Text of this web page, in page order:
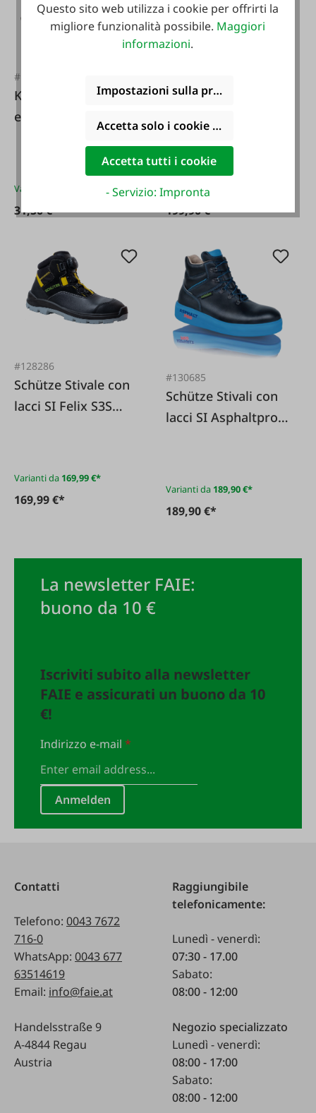
#127841
KERBL Vassoio
estraibile per
Varianti da
31,50 €*
Schütze Stivali di
sicurezza-scarpa da
ST WINTER
Varianti da
199,90 €*
#128286
Schütze Stivale con
lacci SI Felix S3S
Varianti da 169,99 €*
169,99 €*
#130685
Schütze Stivali con
lacci SI Asphaltprofi
Varianti da 189,90 €*
189,90 €*
La newsletter FAIE:
buono da 10 €
Iscriviti subito alla newsletter
FAIE e assicurati un buono da 10
€!
Indirizzo e-mail*
Anmelden
Contatti
Telefono: 0043 7672
716-0
WhatsApp: 0043 677
63514619
Email: info@faie.at
Handelsstraße 9
A-4844 Regau
Austria
Raggiungibile
telefonicamente:
Lunedì - venerdì:
07:30 - 17.00
Sabato:
08:00 - 12:00
Negozio specializzato
Lunedì - venerdì:
08:00 - 17:00
Sabato:
08:00 - 12:00
Questo sito web utilizza i cookie per offrirti la
migliore funzionalità possibile. Maggiori
informazioni.
Impostazioni sulla privacy
Accetta solo i cookie funzionali
Accetta tutti i cookie
- Servizio: Impronta